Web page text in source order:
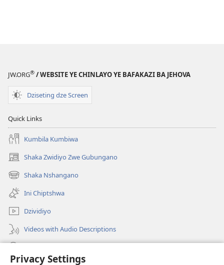
Privacy Settings
JW.ORG® / WEBSITE YE CHINLAYO YE BAFAKAZI BA JEHOVA
Dziseting dze Screen
Quick Links
Kumbila Kumbiwa
Shaka Zwidiyo Zwe Gubungano
(opens
new
window)
Shaka Nshangano
(opens
new
window)
Ini Chiptshwa
Dzividiyo
Videos with Audio Descriptions